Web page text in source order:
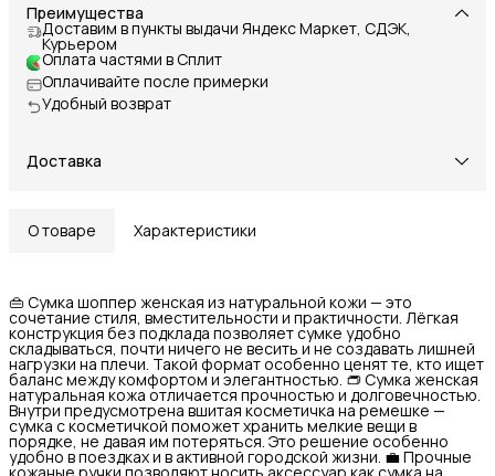
Преимущества
Доставим в пункты выдачи Яндекс Маркет, СДЭК,
Курьером
Оплата частями в Сплит
Оплачивайте после примерки
Удобный возврат
Доставка
О товаре Характеристики
👜 Сумка шоппер женская из натуральной кожи — это
сочетание стиля, вместительности и практичности. Лёгкая
конструкция без подклада позволяет сумке удобно
складываться, почти ничего не весить и не создавать лишней
нагрузки на плечи. Такой формат особенно ценят те, кто ищет
баланс между комфортом и элегантностью. 👝 Сумка женская
натуральная кожа отличается прочностью и долговечностью.
Внутри предусмотрена вшитая косметичка на ремешке —
сумка с косметичкой поможет хранить мелкие вещи в
порядке, не давая им потеряться. Это решение особенно
удобно в поездках и в активной городской жизни. 💼 Прочные